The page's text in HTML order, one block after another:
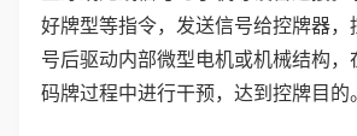
好牌型等指令，发送信号给控牌器，
号后驱动内部微型电机或机械结构，
码牌过程中进行干预，达到控牌目的。